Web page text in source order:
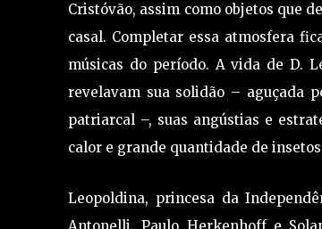
Cristóvão, assim como objetos que
casal. Completar essa atmosfera
músicas do período. A vida de D.
revelavam sua solidão – aguçada
patriarcal –, suas angústias e
calor e grande quantidade de
Leopoldina, princesa da